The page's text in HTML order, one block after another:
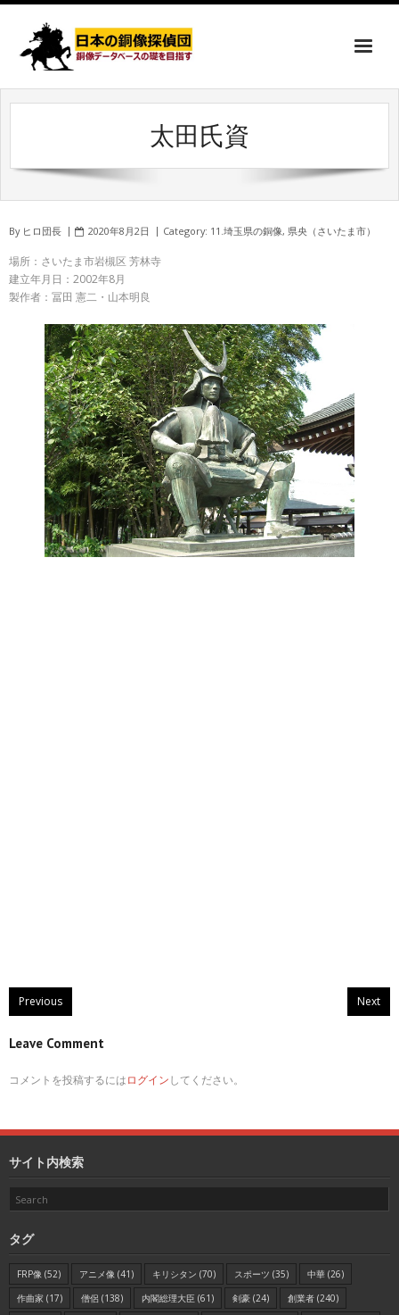
太田氏資
By ヒロ団長 2020年8月2日 Category: 11.埼玉県の銅像, 県央（さいたま市）
場所：さいたま市岩槻区 芳林寺
建立年月日：2002年8月
製作者：冨田 憲二・山本明良
Previous Next
Leave Comment
コメントを投稿するにはログインしてください。
サイト内検索
タグ
FRP像 (52) アニメ像 (41) キリシタン (70) スポーツ (35) 中華 (26)
作曲家 (17) 僧侶 (138) 内閣総理大臣 (61) 剣豪 (24) 創業者 (240)